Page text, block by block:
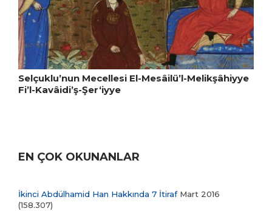
Selçuklu’nun Mecellesi El-Mesâilü’l-Melikşâhiyye
Fi’l-Kavâidi’ş-Şer‘iyye
EN ÇOK OKUNANLAR
İkinci Abdülhamid Han Hakkında 7 İtirafMart 2016
(158.307)